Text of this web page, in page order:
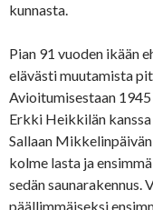
kunnasta.
Pian 91 vuoden ikään
elävästi muutamista
Avioitumisestaan
Erkki Heikkilän
Sallaan
kolme lasta ja
sedän saunarakennus.
päällimmäiseksi